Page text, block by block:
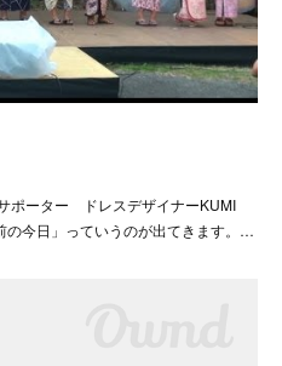
ポーター ドレスデザイナーKUMI
今日」っていうのが出てきます。…